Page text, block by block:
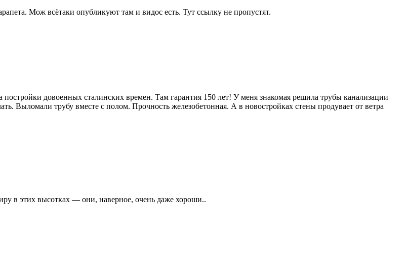
Мож всётаки опубликуют там и видос есть. Тут ссылку не пропустят.
довоенных сталинских времен. Там гарантия 150 лет! У меня знакомая решила трубы канализации
Выломали трубу вместе с полом. Прочность железобетонная. А в новостройках стены продувает от ветра
в этих высотках — они, наверное, очень даже хороши..